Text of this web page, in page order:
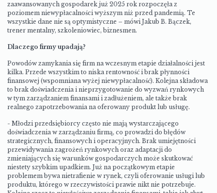
zaawansowanych gospodarek już 2025 rok rozpoczęła z
poziomem niewypłacalności wyższym niż przed pandemią. Te
wszystkie dane nie są optymistyczne – mówi Jakub B. Bączek,
trener mentalny, szkoleniowiec, biznesmen.
Dlaczego firmy upadają?
Powodów zamykania się firm na wczesnym etapie działalności jest
kilka. Przede wszystkim to niska rentowność i brak płynności
finansowej (wspomniana wyżej niewypłacalność). Kolejna składowa
to brak doświadczenia i nieprzygotowanie do wyzwań rynkowych
w tym zarządzaniem finansami i zadłużeniem, ale także brak
realnego zapotrzebowania na oferowany produkt lub usługę.
- Młodzi przedsiębiorcy często nie mają wystarczającego
doświadczenia w zarządzaniu firmą, co prowadzi do błędów
strategicznych, finansowych i operacyjnych. Brak umiejętności
przewidywania zagrożeń rynkowych oraz adaptacji do
zmieniających się warunków gospodarczych może skutkować
niestety szybkim upadkiem. Już na początkowym etapie
problemem bywa nietrafienie w rynek, czyli oferowanie usługi lub
produktu, którego w rzeczywistości prawie nikt nie potrzebuje.